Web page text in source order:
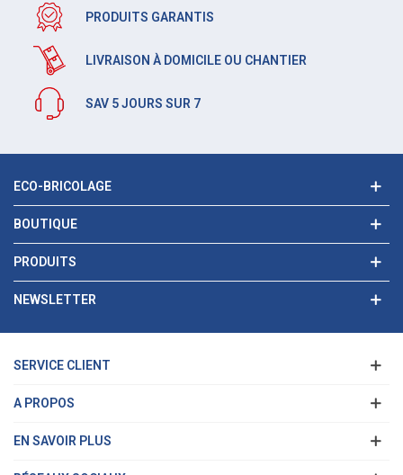
PRODUITS GARANTIS
LIVRAISON À DOMICILE OU CHANTIER
SAV 5 JOURS SUR 7
ECO-BRICOLAGE
BOUTIQUE
PRODUITS
NEWSLETTER
SERVICE CLIENT
A PROPOS
EN SAVOIR PLUS